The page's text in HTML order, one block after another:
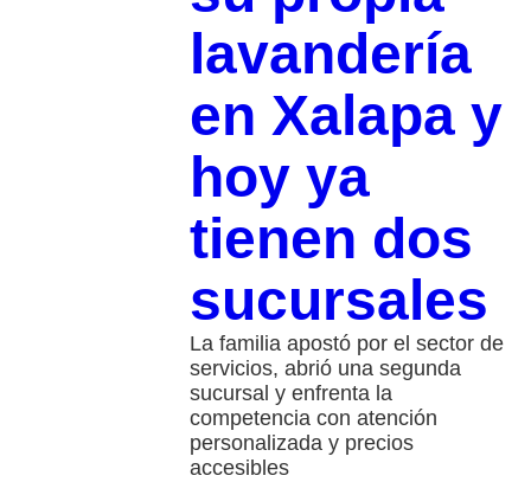
lavandería
en Xalapa y
hoy ya
tienen dos
sucursales
La familia apostó por el sector de
servicios, abrió una segunda
sucursal y enfrenta la
competencia con atención
personalizada y precios
accesibles